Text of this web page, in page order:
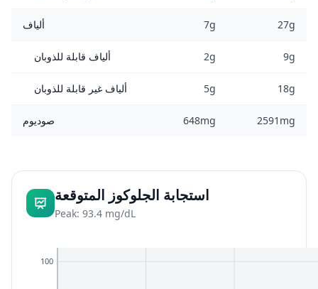
ألياف 7g 27g
ألياف قابلة للذوبان 2g 9g
ألياف غير قابلة للذوبان 5g 18g
صوديوم 648mg 2591mg
استجابة الجلوكوز المتوقعة
Peak: 93.4 mg/dL
100